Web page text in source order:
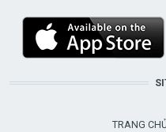
TRANG